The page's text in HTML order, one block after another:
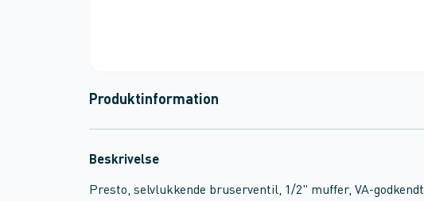
Produktinformation
Beskrivelse
Presto, selvlukkende bruserventil, 1/2" muffer, VA-godkendt